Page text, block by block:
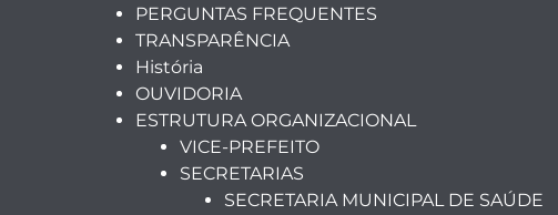
PERGUNTAS FREQUENTES
TRANSPARÊNCIA
História
OUVIDORIA
ESTRUTURA ORGANIZACIONAL
VICE-PREFEITO
SECRETARIAS
SECRETARIA MUNICIPAL DE SAÚDE